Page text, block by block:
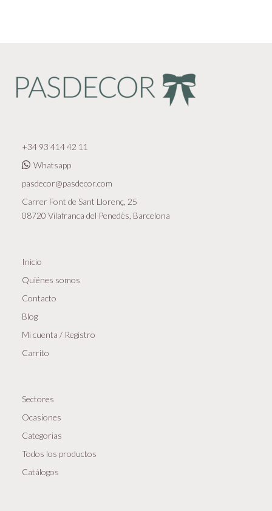
+34 93 414 42 11
Whatsapp
pasdecor@pasdecor.com
Carrer Font de Sant Llorenç, 25
08720 Vilafranca del Penedès, Barcelona
Inicio
Quiénes somos
Contacto
Blog
Mi cuenta / Registro
Carrito
Sectores
Ocasiones
Categorias
Todos los productos
Catálogos